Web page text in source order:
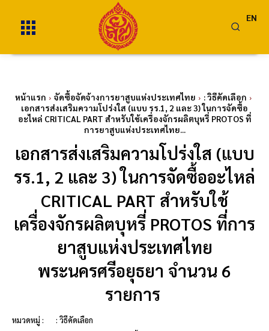
EN
หน้าแรก จัดซื้อจัดจ้างการยาสูบแห่งประเทศไทย
: วิธีคัดเลือก
เอกสารส่งเสริมความโปร่งใส (แบบ รร.1, 2 และ 3) ในการจัดซื้อ
อะไหล่ CRITICAL PART สำหรับใช้เครื่องจักรผลิตบุหรี่ PROTOS ที่
การยาสูบแห่งประเทศไทย...
เอกสารส่งเสริมความโปร่งใส (แบบ
รร.1, 2 และ 3) ในการจัดซื้ออะไหล่
CRITICAL PART สำหรับใช้
เครื่องจักรผลิตบุหรี่ PROTOS ที่การ
ยาสูบแห่งประเทศไทย
พระนครศรีอยุธยา จำนวน 6
รายการ
หมวดหมู่ :
: วิธีคัดเลือก